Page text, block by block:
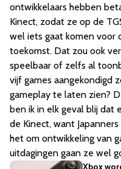
ontwikkelaars hebben
Kinect, zodat ze op de
wel iets gaat komen voor
toekomst. Dat zou ook
speelbaar of zelfs al
vijf games aangekondigd
gameplay te laten zien?
ben ik in elk geval blij dat
de Kinect, want
het om ontwikkeling van
uitdagingen gaan ze wel
Xbox